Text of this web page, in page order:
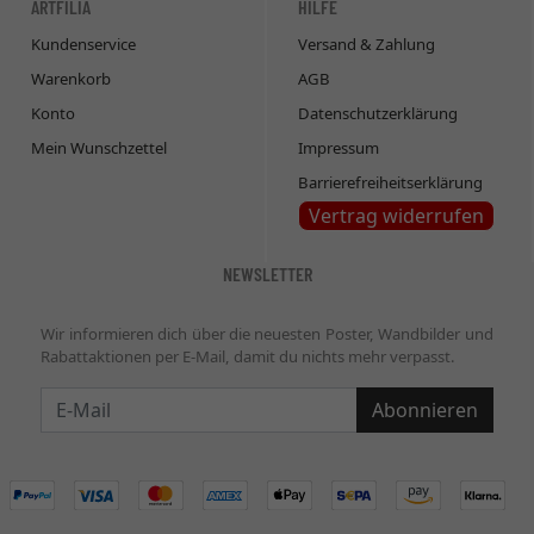
ARTFILIA
Kundenservice
Warenkorb
Konto
Mein Wunschzettel
HILFE
Versand & Zahlung
AGB
Datenschutzerklärung
Impressum
Barrierefreiheitserklärung
Vertrag widerrufen
NEWSLETTER
Wir informieren dich über die neuesten Poster, Wandbilder und
Rabattaktionen per E-Mail, damit du nichts mehr verpasst.
Abonnieren